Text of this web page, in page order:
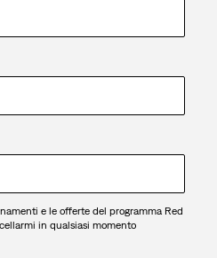
e le offerte del programma Red
in qualsiasi momento